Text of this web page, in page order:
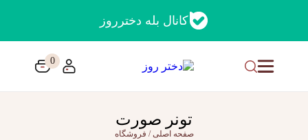
کانال بله دخترروز
0
تونر صورت
صفحه اصلی/ فروشگاه